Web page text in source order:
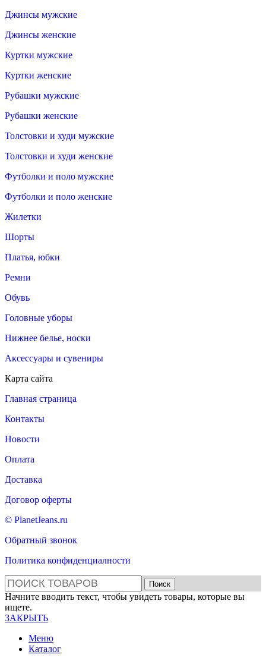
Джинсы мужские
Джинсы женские
Куртки мужские
Куртки женские
Рубашки мужские
Рубашки женские
Толстовки и худи мужские
Толстовки и худи женские
Футболки и поло мужские
Футболки и поло женские
Жилетки
Шорты
Платья, юбки
Ремни
Обувь
Головные уборы
Нижнее белье, носки
Аксессуары и сувениры
Карта сайта
Главная страница
Контакты
Новости
Оплата
Доставка
Договор оферты
© PlanetJeans.ru
Обратный звонок
Политика конфиденциалности
Поиск
Начните вводить текст, чтобы увидеть товары, которые вы
ищете.
ЗАКРЫТЬ
Меню
Каталог